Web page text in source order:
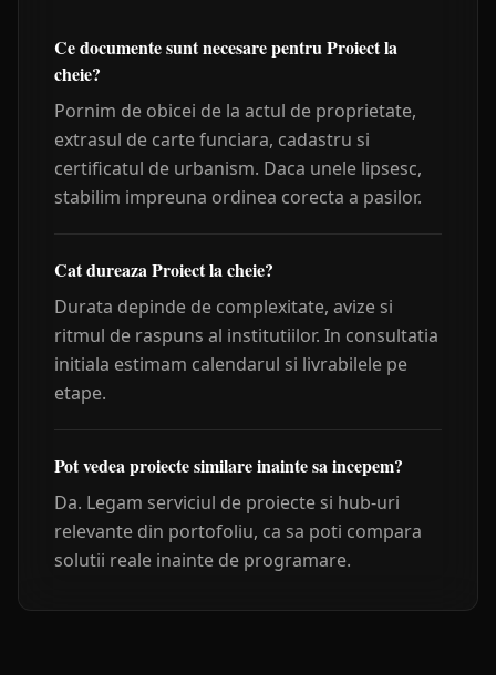
Ce documente sunt necesare pentru Proiect la
cheie?
Pornim de obicei de la actul de proprietate,
extrasul de carte funciara, cadastru si
certificatul de urbanism. Daca unele lipsesc,
stabilim impreuna ordinea corecta a pasilor.
Cat dureaza Proiect la cheie?
Durata depinde de complexitate, avize si
ritmul de raspuns al institutiilor. In consultatia
initiala estimam calendarul si livrabilele pe
etape.
Pot vedea proiecte similare inainte sa incepem?
Da. Legam serviciul de proiecte si hub-uri
relevante din portofoliu, ca sa poti compara
solutii reale inainte de programare.